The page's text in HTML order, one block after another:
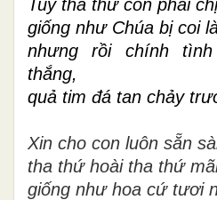
Tuy tha thứ con phải
giống như Chúa bị coi
nhưng rồi chính
thắng,
quả tim đá tan chảy
Xin cho con luôn sẵn
tha thứ hoài tha thứ
giống như hoa cứ tươi